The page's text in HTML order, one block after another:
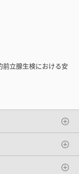
立腺生検における安